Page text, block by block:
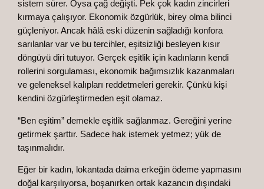
sistem sürer. Oysa çağ değişti. Pek çok kadın zincirleri
kırmaya çalışıyor. Ekonomik özgürlük, birey olma bilinci
güçleniyor. Ancak hâlâ eski düzenin sağladığı konfora
sarılanlar var ve bu tercihler, eşitsizliği besleyen kısır
döngüyü diri tutuyor. Gerçek eşitlik için kadınların kendi
rollerini sorgulaması, ekonomik bağımsızlık kazanmaları
ve geleneksel kalıpları reddetmeleri gerekir. Çünkü kişi
kendini özgürleştirmeden eşit olamaz.
“Ben eşitim” demekle eşitlik sağlanmaz. Gereğini yerine
getirmek şarttır. Sadece hak istemek yetmez; yük de
taşınmalıdır.
Eğer bir kadın, lokantada daima erkeğin ödeme yapmasını
doğal karşılıyorsa, boşanırken ortak kazancın dışındaki